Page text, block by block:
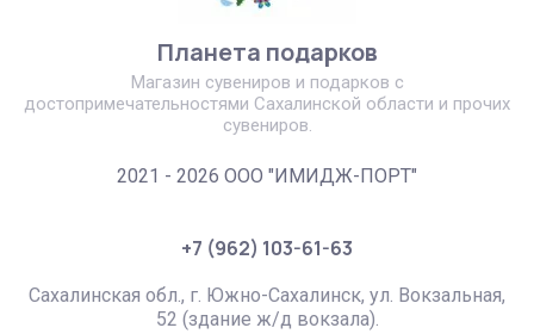
Планета подарков
Магазин сувениров и подарков с
достопримечательностями Сахалинской области и прочих
сувениров.
2021 - 2026 ООО "ИМИДЖ-ПОРТ"
+7 (962) 103-61-63
Сахалинская обл., г. Южно-Сахалинск, ул. Вокзальная,
52 (здание ж/д вокзала).